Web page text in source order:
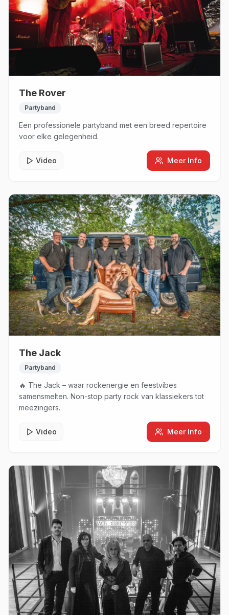
The Rover
Partyband
Een professionele partyband met een breed repertoire
voor elke gelegenheid.
Video Meer Info
The Jack
Partyband
🔥 The Jack – waar rockenergie en feestvibes
samensmelten. Non-stop party rock van klassiekers tot
meezingers.
Video Meer Info